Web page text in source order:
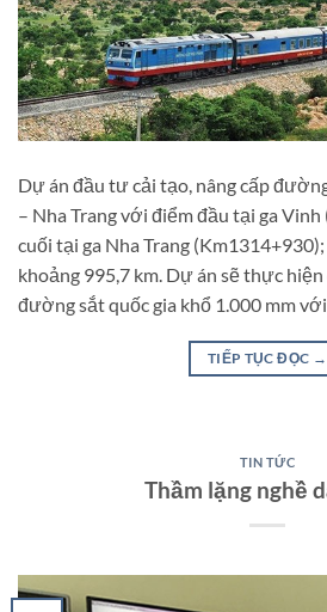
Dự án đầu tư cải tạo, nâng cấp
– Nha Trang với điểm đầu tại ga
cuối tại ga Nha Trang
khoảng 995,7 km. Dự án sẽ thực
đường sắt quốc gia khổ 1.000 mm
TIẾP TỤC ĐỌC →
TIN TỨC
Thầm lặng nghề